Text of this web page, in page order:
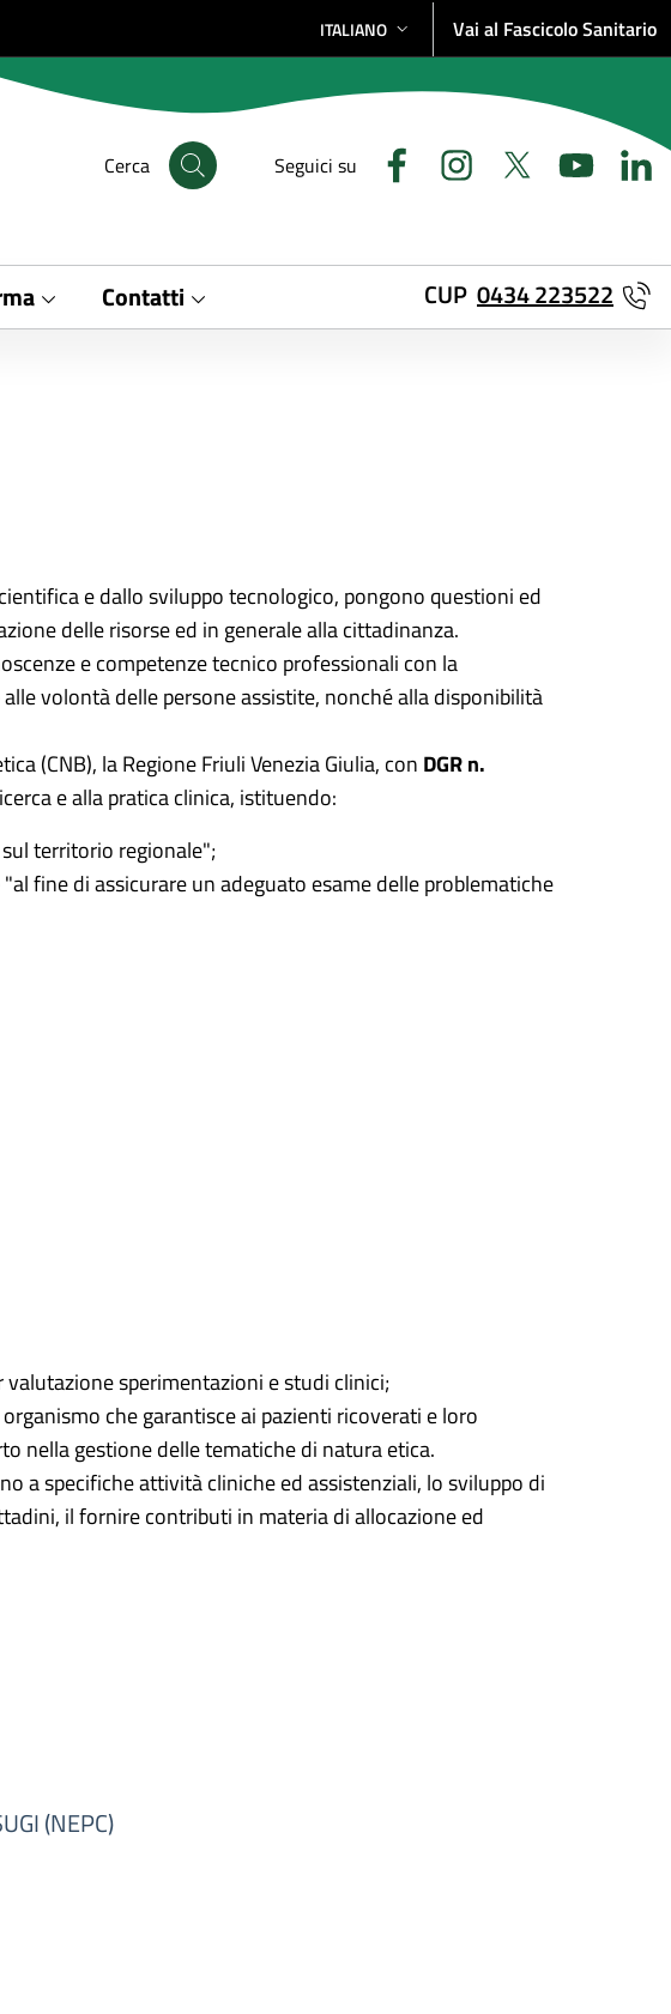
SELEZIONE LINGUA: LINGUA SELEZIONATA
ITALIANO Vai al Fascicolo Sanitario
Cerca Seguici su
Contatti CUP 0434 223522
e dallo sviluppo tecnologico, pongono questioni ed
delle risorse ed in generale alla cittadinanza.
e competenze tecnico professionali con la
volontà delle persone assistite, nonché alla disponibilità
(CNB), la Regione Friuli Venezia Giulia, con DGR n.
e alla pratica clinica, istituendo:
territorio regionale";
fine di assicurare un adeguato esame delle problematiche
sperimentazioni e studi clinici;
che garantisce ai pazienti ricoverati e loro
nella gestione delle tematiche di natura etica.
a specifiche attività cliniche ed assistenziali, lo sviluppo di
il fornire contributi in materia di allocazione ed
(NEPC)